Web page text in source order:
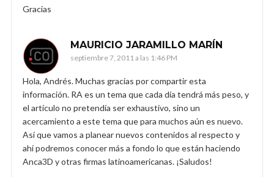
Gracias
MAURICIO JARAMILLO MARÍN
septiembre 7, 2011 a las 1:46 PM
Hola, Andrés. Muchas gracias por compartir esta
información. RA es un tema que cada día tendrá más peso, y
el artículo no pretendía ser exhaustivo, sino un
acercamiento a este tema que para muchos aún es nuevo.
Así que vamos a planear nuevos contenidos al respecto y
ahí podremos conocer más a fondo lo que están haciendo
Anca3D y otras firmas latinoamericanas. ¡Saludos!